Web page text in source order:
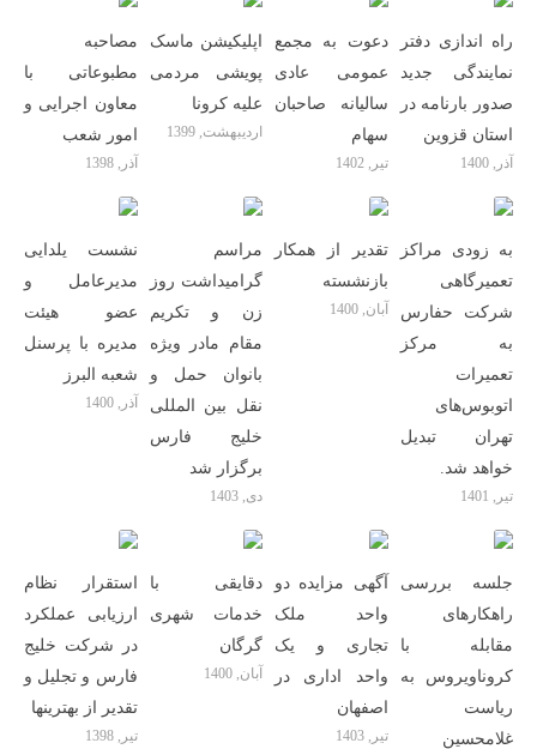
مصاحبه
مطبوعاتی با
معاون اجرایی و
امور شعب
آذر, 1398
اپلیکیشن ماسک
پویشی مردمی
علیه کرونا
اردیبهشت, 1399
دعوت به مجمع
عمومی عادی
سالیانه صاحبان
سهام
تیر, 1402
راه اندازی دفتر
نمایندگی جدید
صدور بارنامه در
استان قزوین
آذر, 1400
نشست یلدایی
مدیرعامل و
عضو هیئت
مدیره با پرسنل
شعبه البرز
آذر, 1400
مراسم
گرامیداشت روز
زن و تکریم
مقام مادر ویژه
بانوان حمل و
نقل بین المللی
خلیج فارس
برگزار شد
دی, 1403
تقدیر از همکار
بازنشسته
آبان, 1400
به زودی مراکز
تعمیرگاهی
شرکت حفارس
به مرکز
تعمیرات
اتوبوس‌های
تهران تبدیل
خواهد شد.
تیر, 1401
استقرار نظام
ارزیابی عملکرد
در شرکت خلیج
فارس و تجلیل و
تقدیر از بهترینها
تیر, 1398
دقایقی با
خدمات شهری
گرگان
آبان, 1400
آگهی مزایده دو
واحد ملک
تجاری و یک
واحد اداری در
اصفهان
تیر, 1403
جلسه بررسی
راهکارهای
مقابله با
کروناویروس به
ریاست
غلامحسین